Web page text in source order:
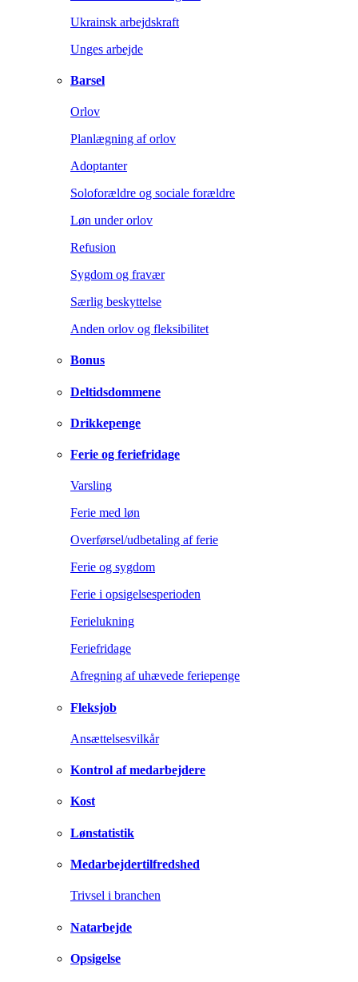
Ukrainsk arbejdskraft
Unges arbejde
Barsel
Orlov
Planlægning af orlov
Adoptanter
Soloforældre og sociale forældre
Løn under orlov
Refusion
Sygdom og fravær
Særlig beskyttelse
Anden orlov og fleksibilitet
Bonus
Deltidsdommene
Drikkepenge
Ferie og feriefridage
Varsling
Ferie med løn
Overførsel/udbetaling af ferie
Ferie og sygdom
Ferie i opsigelsesperioden
Ferielukning
Feriefridage
Afregning af uhævede feriepenge
Fleksjob
Ansættelsesvilkår
Kontrol af medarbejdere
Kost
Lønstatistik
Medarbejdertilfredshed
Trivsel i branchen
Natarbejde
Opsigelse